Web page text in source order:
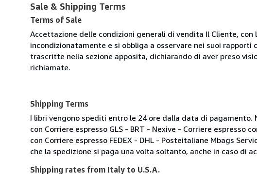
Sale & Shipping Terms
Terms of Sale
Accettazione delle condizioni generali di vendita Il Cliente,
incondizionatamente e si obbliga a osservare nei suoi
trascritte nella sezione apposita, dichiarando di aver preso
richiamate.
Shipping Terms
I libri vengono spediti entro le 24 ore dalla data di pagamento.
con Corriere espresso GLS - BRT - Nexive - Corriere espresso
con Corriere espresso FEDEX - DHL - Posteitaliane Mbags
che la spedizione si paga una volta soltanto, anche in caso di
Shipping rates from Italy to U.S.A.